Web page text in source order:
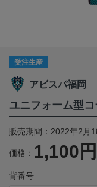
受注生産
アビスパ福岡
ユニフォーム型
販売期間：2022年2月
価格： 1,100円
背番号